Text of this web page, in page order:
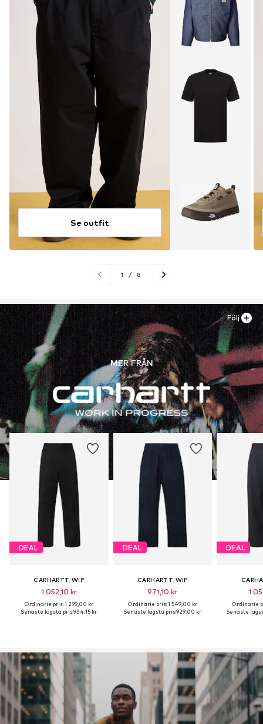
Se outfit
1 / 8
MER FRÅN
DEAL
CARHARTT WIP
1 052,10 kr
Ordinarie pris: 1 299,00 kr
Senaste lägsta pris:934,15 kr
DEAL
CARHARTT WIP
971,10 kr
Ordinarie pris: 1 549,00 kr
Senaste lägsta pris:929,00 kr
DEAL
1
Ordinarie
Senaste
Följ